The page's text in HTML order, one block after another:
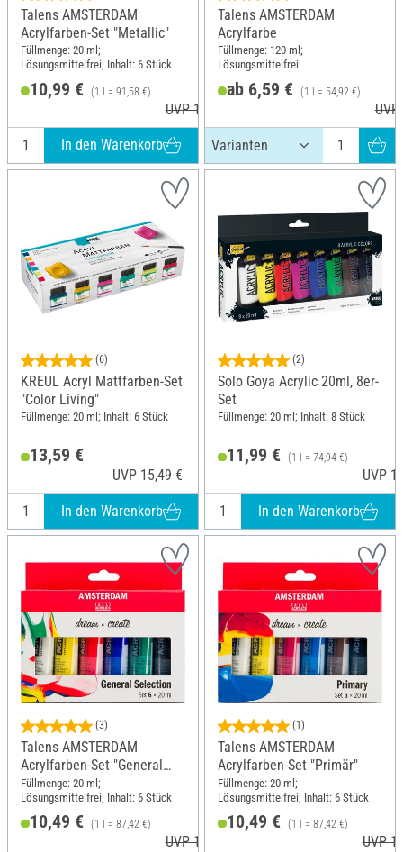
Talens AMSTERDAM
Acrylfarben-Set "Metallic"
Füllmenge: 20 ml;
Lösungsmittelfrei; Inhalt: 6 Stück
10,99 € (1 l = 91,58 €)
UVP 12,40 €
In den Warenkorb
Talens AMSTERDAM
Acrylfarbe
Füllmenge: 120 ml;
Lösungsmittelfrei
ab 6,59 € (1 l = 54,92 €)
(6)
KREUL Acryl Mattfarben-Set
"Color Living"
Füllmenge: 20 ml; Inhalt: 6 Stück
13,59 €
UVP 15,49 €
In den Warenkorb
(2)
Solo Goya Acrylic 20ml, 8er-
Set
Füllmenge: 20 ml; Inhalt: 8 Stück
11,99 € (1 l = 74,94 €)
UVP
In den Warenkorb
(3)
Talens AMSTERDAM
Acrylfarben-Set "General
Selection 6"
Füllmenge: 20 ml;
Lösungsmittelfrei; Inhalt: 6 Stück
10,49 € (1 l = 87,42 €)
UVP 10,95 €
(1)
Talens AMSTERDAM
Acrylfarben-Set "Primär"
Füllmenge: 20 ml;
Lösungsmittelfrei; Inhalt: 6 Stück
10,49 € (1 l = 87,42 €)
UVP